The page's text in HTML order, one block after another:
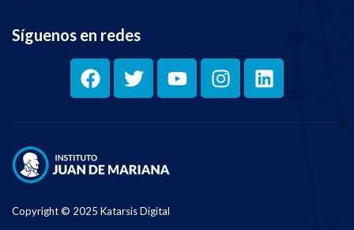
Síguenos en redes
Copyright © 2025 Katarsis Digital